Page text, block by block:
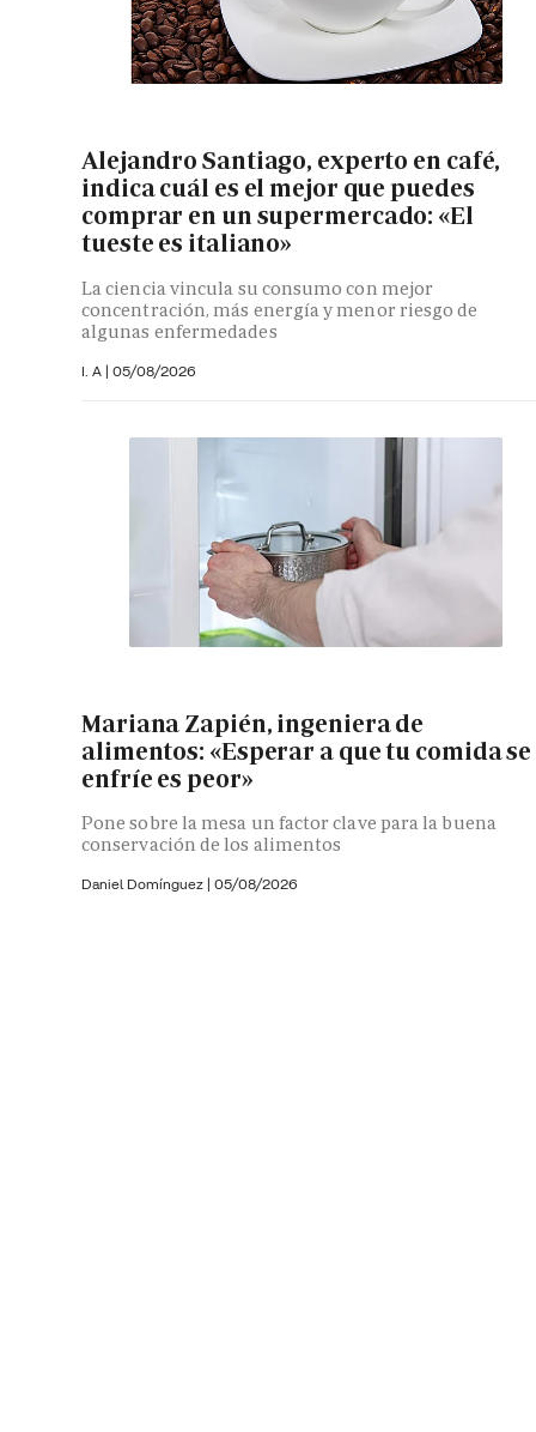
Alejandro Santiago, experto en café,
indica cuál es el mejor que puedes
comprar en un supermercado: «El
tueste es italiano»
La ciencia vincula su consumo con mejor
concentración, más energía y menor riesgo de
algunas enfermedades
I. A | 05/08/2026
Mariana Zapién, ingeniera de
alimentos: «Esperar a que tu comida se
enfríe es peor»
Pone sobre la mesa un factor clave para la buena
conservación de los alimentos
Daniel Domínguez | 05/08/2026